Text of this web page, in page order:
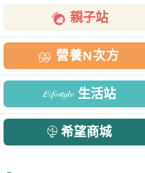
親子站
營養N次方
生活站
希望商城